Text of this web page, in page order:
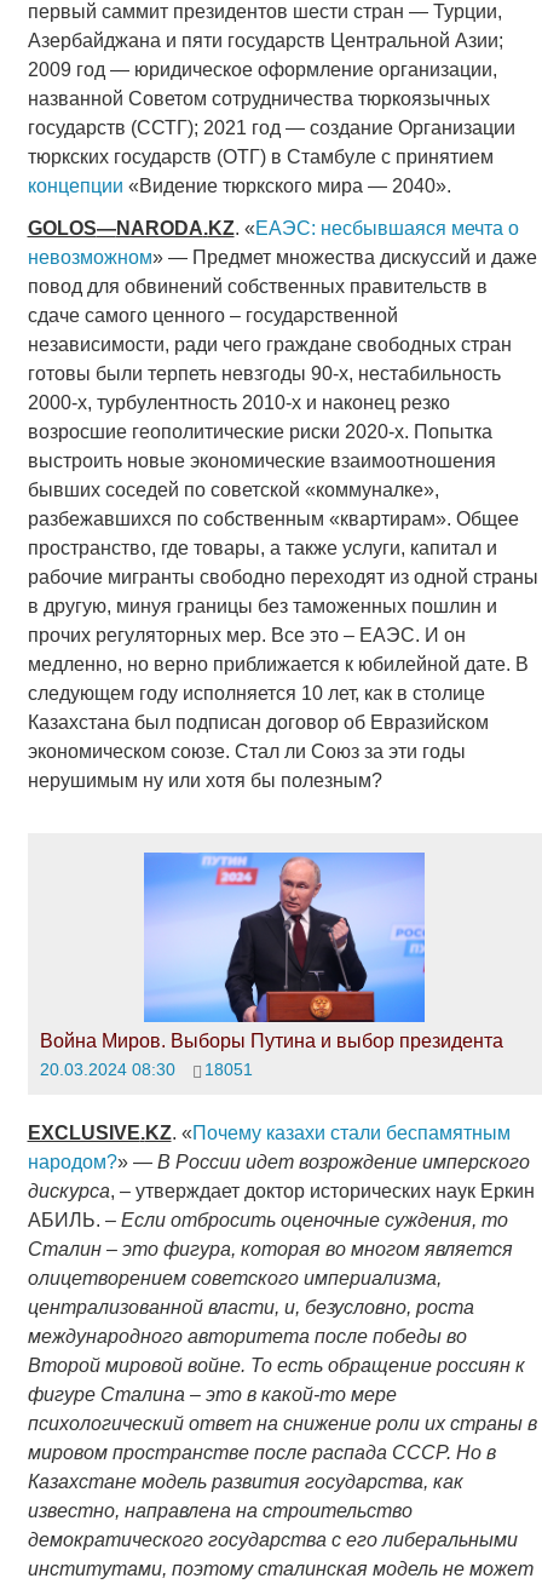
первый саммит президентов шести стран — Турции,
Азербайджана и пяти государств Центральной Азии;
2009 год — юридическое оформление организации,
названной Советом сотрудничества тюркоязычных
государств (ССТГ); 2021 год — создание Организации
тюркских государств (ОТГ) в Стамбуле с принятием
концепции «Видение тюркского мира — 2040».
GOLOS—NARODA.KZ. «ЕАЭС: несбывшаяся мечта о
невозможном» — Предмет множества дискуссий и даже
повод для обвинений собственных правительств в
сдаче самого ценного – государственной
независимости, ради чего граждане свободных стран
готовы были терпеть невзгоды 90-х, нестабильность
2000-х, турбулентность 2010-х и наконец резко
возросшие геополитические риски 2020-х. Попытка
выстроить новые экономические взаимоотношения
бывших соседей по советской «коммуналке»,
разбежавшихся по собственным «квартирам». Общее
пространство, где товары, а также услуги, капитал и
рабочие мигранты свободно переходят из одной страны
в другую, минуя границы без таможенных пошлин и
прочих регуляторных мер. Все это – ЕАЭС. И он
медленно, но верно приближается к юбилейной дате. В
следующем году исполняется 10 лет, как в столице
Казахстана был подписан договор об Евразийском
экономическом союзе. Стал ли Союз за эти годы
нерушимым ну или хотя бы полезным?
Война Миров. Выборы Путина и выбор президента
20.03.2024 08:30 18051
EXCLUSIVE.KZ. «Почему казахи стали беспамятным
народом?» — В России идет возрождение имперского
дискурса, – утверждает доктор исторических наук Еркин
АБИЛЬ. – Если отбросить оценочные суждения, то
Сталин – это фигура, которая во многом является
олицетворением советского империализма,
централизованной власти, и, безусловно, роста
международного авторитета после победы во
Второй мировой войне. То есть обращение россиян к
фигуре Сталина – это в какой-то мере
психологический ответ на снижение роли их страны в
мировом пространстве после распада СССР. Но в
Казахстане модель развития государства, как
известно, направлена на строительство
демократического государства с его либеральными
институтами, поэтому сталинская модель не может